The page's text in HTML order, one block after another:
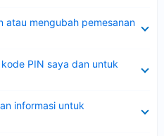
atau mengubah pemesanan
PIN saya dan untuk
informasi untuk